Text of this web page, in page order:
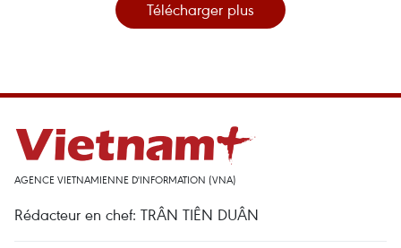
Télécharger plus
AGENCE VIETNAMIENNE D'INFORMATION (VNA)
Rédacteur en chef: TRÂN TIÊN DUÂN